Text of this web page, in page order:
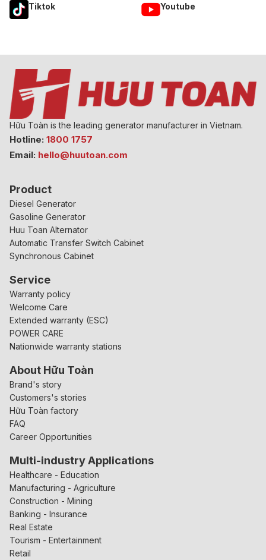
Tiktok Youtube
Hữu Toàn is the leading generator manufacturer in Vietnam.
Hotline: 1800 1757
Email: hello@huutoan.com
Product
Diesel Generator
Gasoline Generator
Huu Toan Alternator
Automatic Transfer Switch Cabinet
Synchronous Cabinet
Service
Warranty policy
Welcome Care
Extended warranty (ESC)
POWER CARE
Nationwide warranty stations
About Hữu Toàn
Brand's story
Customers's stories
Hữu Toàn factory
FAQ
Career Opportunities
Multi-industry Applications
Healthcare - Education
Manufacturing - Agriculture
Construction - Mining
Banking - Insurance
Real Estate
Tourism - Entertainment
Retail